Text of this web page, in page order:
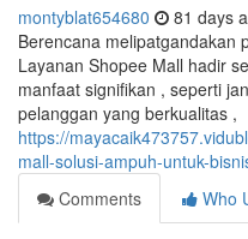
montyblat654680 81 days
Berencana melipatgandakan
Layanan Shopee Mall hadir
manfaat signifikan , seperti
pelanggan yang berkualitas ,
https://
mall-solusi-ampuh-untuk-
Comments
Who